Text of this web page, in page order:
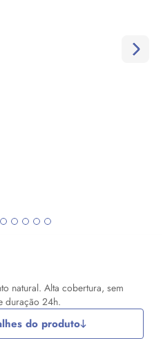
natural. Alta cobertura, sem
duração 24h.
do produto